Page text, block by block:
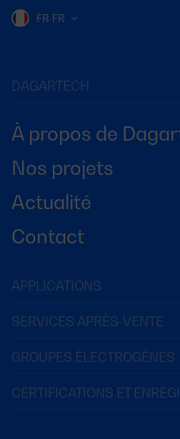
DAGARTECH
À propos de
Nos projets
Actualité
Contact
FR-FR
APPLICATIONS
SERVICES APRÈS-VENTE
GROUPES ÉLECTROGÈNES
CERTIFICATIONS ET